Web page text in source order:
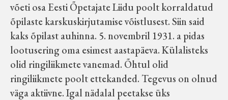
Tagasiside
võeti osa Eesti Õpetajate Liidu poolt korraldatud
õpilaste karskuskirjutamise võistlusest. Siin said
kaks õpilast auhinna. 5. novembril 1931. a pidas
lootusering oma esimest aastapäeva. Külalisteks
olid ringiliikmete vanemad. Õhtul olid
ringiliikmete poolt ettekanded. Tegevus on olnud
väga aktiivne. Igal nädalal peetakse üks